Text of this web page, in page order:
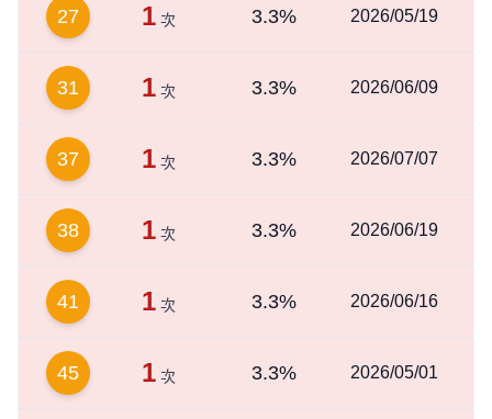
27 1 次 3.3% 2026/05/19
31 1 次 3.3% 2026/06/09
37 1 次 3.3% 2026/07/07
38 1 次 3.3% 2026/06/19
41 1 次 3.3% 2026/06/16
45 1 次 3.3% 2026/05/01